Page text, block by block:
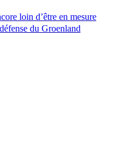
loin d’être en mesure
du Groenland